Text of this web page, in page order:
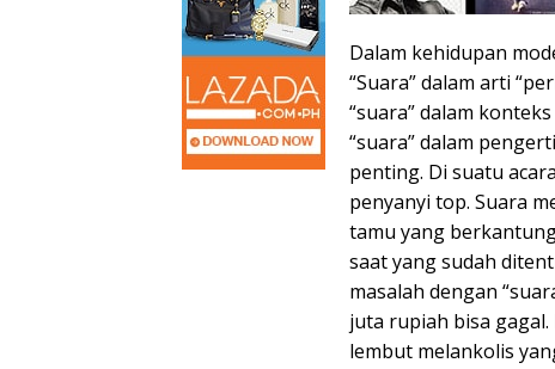
Dalam kehidupan
“Suara” dalam arti
“suara” dalam
“suara” dalam
penting. Di suatu
penyanyi top. Suara
tamu yang
saat yang sudah
masalah dengan
juta rupiah bisa
lembut melankolis